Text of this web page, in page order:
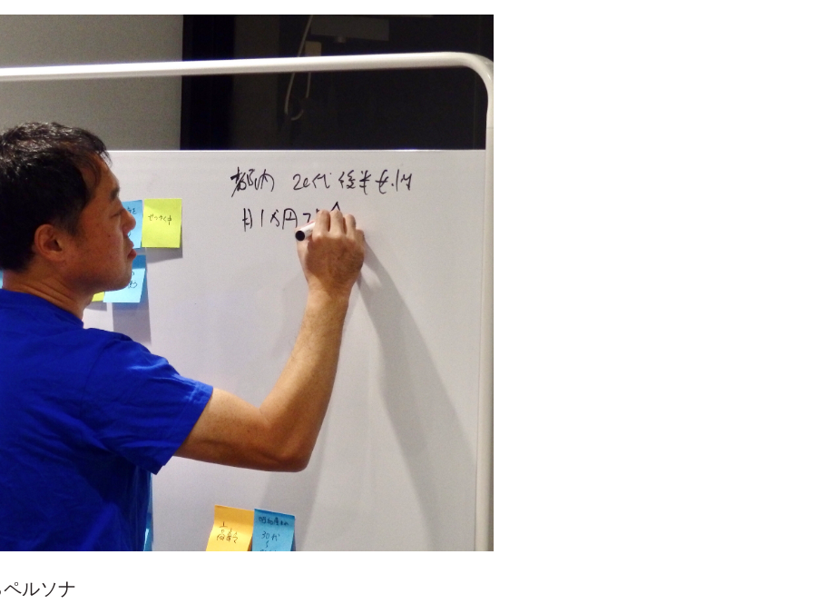
ルソナ